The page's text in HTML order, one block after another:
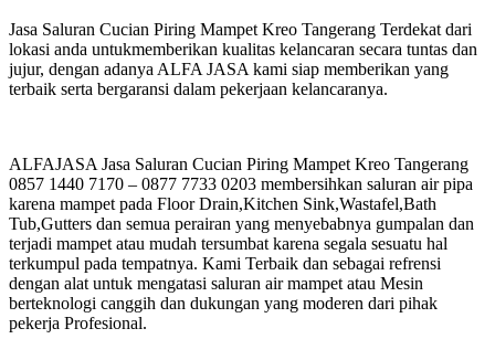
Jasa Saluran Cucian Piring Mampet Kreo Tangerang Terdekat dari
lokasi anda untukmemberikan kualitas kelancaran secara tuntas dan
jujur, dengan adanya ALFA JASA kami siap memberikan yang
terbaik serta bergaransi dalam pekerjaan kelancaranya.
ALFAJASA Jasa Saluran Cucian Piring Mampet Kreo Tangerang
0857 1440 7170 – 0877 7733 0203 membersihkan saluran air pipa
karena mampet pada Floor Drain,Kitchen Sink,Wastafel,Bath
Tub,Gutters dan semua perairan yang menyebabnya gumpalan dan
terjadi mampet atau mudah tersumbat karena segala sesuatu hal
terkumpul pada tempatnya. Kami Terbaik dan sebagai refrensi
dengan alat untuk mengatasi saluran air mampet atau Mesin
berteknologi canggih dan dukungan yang moderen dari pihak
pekerja Profesional.